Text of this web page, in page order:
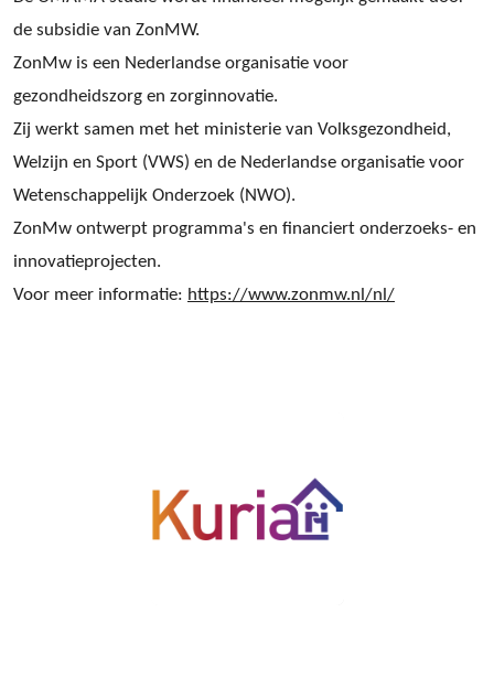
de subsidie van ZonMW.
ZonMw is een Nederlandse organisatie voor
gezondheidszorg en zorginnovatie.
Zij werkt samen met het ministerie van Volksgezondheid,
Welzijn en Sport (VWS) en de Nederlandse organisatie voor
Wetenschappelijk Onderzoek (NWO).
ZonMw ontwerpt programma's en financiert onderzoeks- en
innovatieprojecten.
Voor meer informatie: https://www.zonmw.nl/nl/